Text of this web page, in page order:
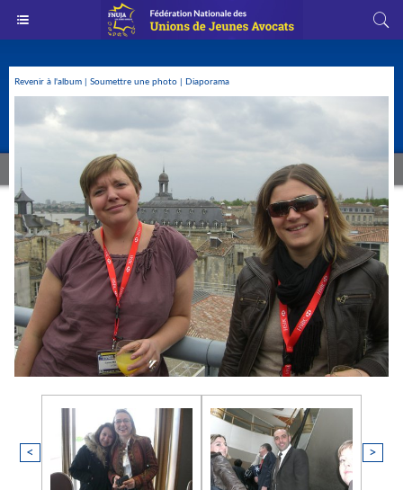
Revenir à l'album Soumettre une photo Diaporama
< >